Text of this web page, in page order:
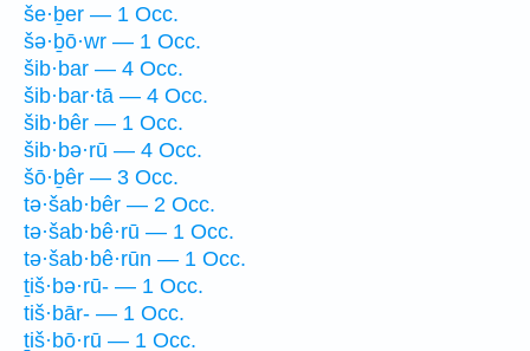
še·ḇer — 1 Occ.
šə·ḇō·wr — 1 Occ.
šib·bar — 4 Occ.
šib·bar·tā — 4 Occ.
šib·bêr — 1 Occ.
šib·bə·rū — 4 Occ.
šō·ḇêr — 3 Occ.
tə·šab·bêr — 2 Occ.
tə·šab·bê·rū — 1 Occ.
tə·šab·bê·rūn — 1 Occ.
ṯiš·bə·rū- — 1 Occ.
tiš·bār- — 1 Occ.
ṯiš·bō·rū — 1 Occ.